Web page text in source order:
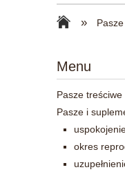
»
Menu
Pasze treściwe
Pasze i
okres